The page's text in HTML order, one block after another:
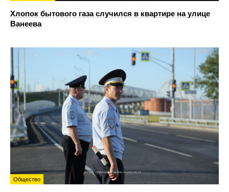
Хлопок бытового газа случился в квартире на улице
Ванеева
Общество